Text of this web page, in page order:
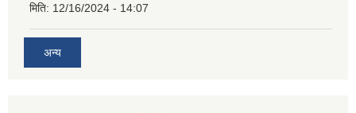
मिति: 12/16/2024 - 14:07
अन्य